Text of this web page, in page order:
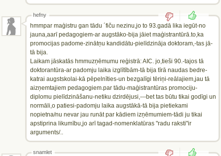
hefny
hmmpar maģistru gan tādu ´fiču nezinu,jo to 93.gadā lika iegūt-no
jauna,aarī pedagogiem-ar augstāko-bija jāiet maģistrantūrā.to,ka
promocijas padome-zinātņu kandidātu-pielīdzināja doktoram,-tas jā-
tā bija.
Laikam jāskatās hmmuzņēmumu reģistrā: AIC. jo,tieši 90.-tajos tā
doktorantūra-ar padomju laika izglītībām-tā bija tīrā naudas bedre-
katrai augstskolai-kā pēpelnīties-un bezgalīgi tēriņi-reālajiem,jau tā
aizņemtajiem pedagogiem.par tādu-maģistrantūras promociju-
diplomu pielīdzināšanu-netiku dzirdējusi,---bet tas būtu tikai godīgi un
normāli,o patiesi-padomju laika augstākā-tā bija pietiekami
nopietna/nu nevar jau runāt par kādiem izņēmumiem-tādi ju tikai
apstiprina likumību,jo arī tagad-nomenklatūras "radu raksti"ir
arguments/..
snamlet